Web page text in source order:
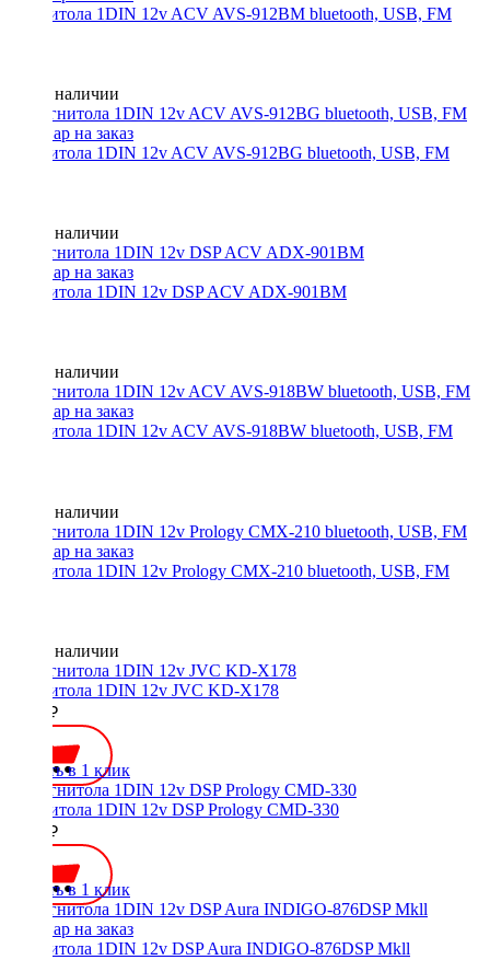
Магнитола 1DIN 12v ACV AVS-912BM bluetooth, USB, FM
Нет в наличии
Магнитола 1DIN 12v ACV AVS-912BG bluetooth, USB, FM
Нет в наличии
Магнитола 1DIN 12v DSP ACV ADX-901BM
Нет в наличии
Магнитола 1DIN 12v ACV AVS-918BW bluetooth, USB, FM
Нет в наличии
Магнитола 1DIN 12v Prology CMX-210 bluetooth, USB, FM
Нет в наличии
Магнитола 1DIN 12v JVC KD-X178
9500 ₽
Купить в 1 клик
Магнитола 1DIN 12v DSP Prology CMD-330
5590 ₽
Купить в 1 клик
Магнитола 1DIN 12v DSP Aura INDIGO-876DSP Mkll